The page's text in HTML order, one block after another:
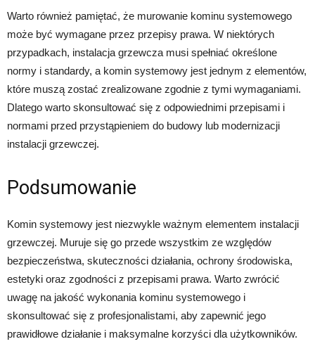
Warto również pamiętać, że murowanie kominu systemowego
może być wymagane przez przepisy prawa. W niektórych
przypadkach, instalacja grzewcza musi spełniać określone
normy i standardy, a komin systemowy jest jednym z elementów,
które muszą zostać zrealizowane zgodnie z tymi wymaganiami.
Dlatego warto skonsultować się z odpowiednimi przepisami i
normami przed przystąpieniem do budowy lub modernizacji
instalacji grzewczej.
Podsumowanie
Komin systemowy jest niezwykle ważnym elementem instalacji
grzewczej. Muruje się go przede wszystkim ze względów
bezpieczeństwa, skuteczności działania, ochrony środowiska,
estetyki oraz zgodności z przepisami prawa. Warto zwrócić
uwagę na jakość wykonania kominu systemowego i
skonsultować się z profesjonalistami, aby zapewnić jego
prawidłowe działanie i maksymalne korzyści dla użytkowników.